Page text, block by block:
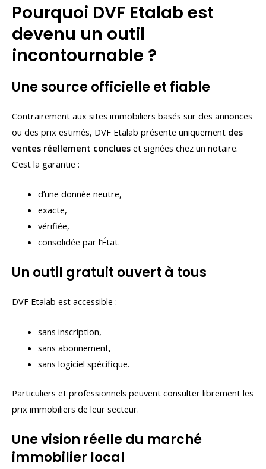
Pourquoi DVF Etalab est
devenu un outil
incontournable ?
Une source officielle et fiable
Contrairement aux sites immobiliers basés sur des annonces
ou des prix estimés, DVF Etalab présente uniquement des
ventes réellement conclues et signées chez un notaire.
C’est la garantie :
d’une donnée neutre,
exacte,
vérifiée,
consolidée par l’État.
Un outil gratuit ouvert à tous
DVF Etalab est accessible :
sans inscription,
sans abonnement,
sans logiciel spécifique.
Particuliers et professionnels peuvent consulter librement les
prix immobiliers de leur secteur.
Une vision réelle du marché
immobilier local